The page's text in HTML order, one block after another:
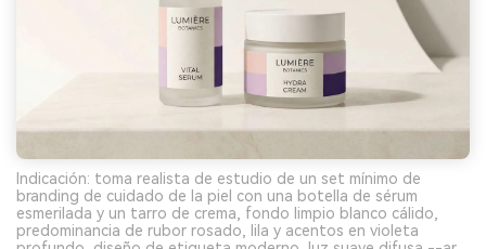
Indicación: toma realista de estudio de un set mínimo de
branding de cuidado de la piel con una botella de sérum
esmerilada y un tarro de crema, fondo limpio blanco cálido,
predominancia de rubor rosado, lila y acentos en violeta